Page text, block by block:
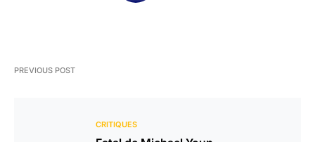
PREVIOUS POST
CRITIQUES